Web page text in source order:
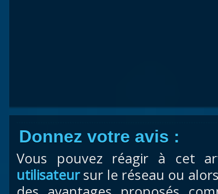
Donnez votre avis :
Vous pouvez réagir à cet
utilisateursur le réseau ou